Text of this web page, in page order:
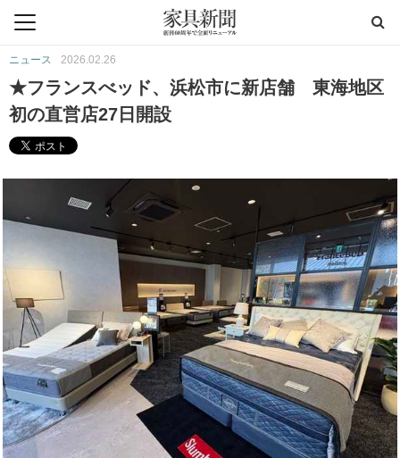
ニュース 2026.02.26
★フランスべッド、浜松市に新店舗 東海地区
初の直営店27日開設